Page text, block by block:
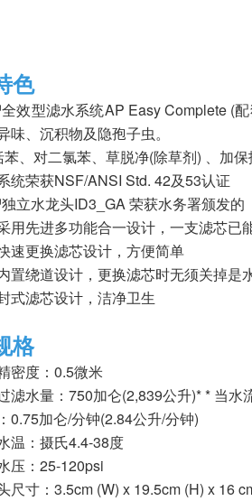
色
效型滤水系统AP Easy Complete (
味、沉积物及隐孢子虫。
苯、对二氯苯、草脱净(除草剂) 、加
统荣获NSF/ANSI Std. 42及53认证
立水龙头ID3_GA 荣获水务署颁发的
用先进多功能合一设计，一支滤芯已
速更换滤芯设计，方便简单
置绕道设计，更换滤芯时无须关掉是
式滤芯设计，洁净卫生
格
密度：0.5微米
滤水量：750加仑(2,839公升)* * 当水
0.75加仑/分钟(2.84公升/分钟)
温：摄氏4.4-38度
压：25-120psi
尺寸：3.5cm (W) x 19.5cm (H) x 16